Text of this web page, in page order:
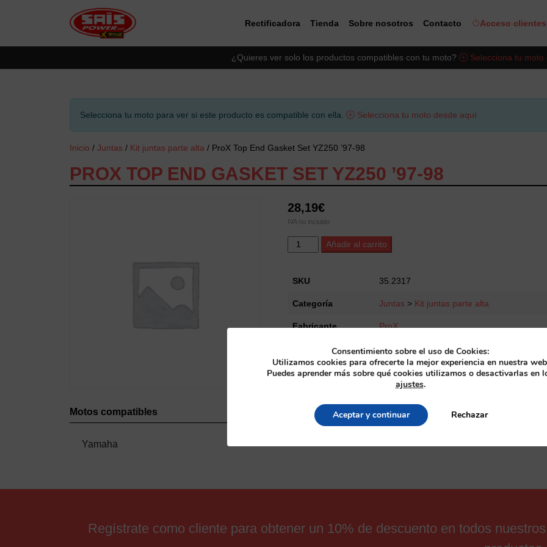
Rectificadora Tienda Sobre nosotros Contacto Acceso clientes
¿Quieres ver solo los productos compatibles con tu moto? Selecciona tu moto
Selecciona tu moto para ver si este producto es compatible con ella. Selecciona tu moto desde aquí
Inicio / Juntas / Kit juntas parte alta / ProX Top End Gasket Set YZ250 ’97-98
PROX TOP END GASKET SET YZ250 ’97-98
28,19€
IVA no incluido
ProX
Top
Gasket
YZ250
Añadir al carrito
SKU 35.2317
Categoría Juntas > Kit juntas parte alta
Fabricante ProX
Motos compatibles
Yamaha
Regístrate como cliente para obtener un 10% de descuento en todos nuestros
Consentimiento sobre el uso de Cookies:
Utilizamos cookies para ofrecerte la mejor experiencia en nuestra
Puedes aprender más sobre qué cookies utilizamos o desactivarlas en
ajustes.
Aceptar y continuar Rechazar